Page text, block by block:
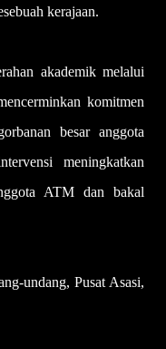
kerajaan.
akademik melalui
komitmen
besar anggota
meningkatkan
ATM dan bakal
undang, Pusat Asasi,